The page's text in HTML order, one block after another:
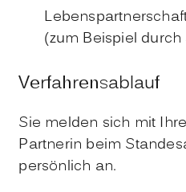
(zum Beispiel
Verfahrensablauf
Sie melden sich mit
Partnerin beim
persönlich an.